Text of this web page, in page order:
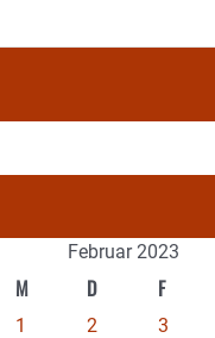
Februar 2023
M D F
1 2 3